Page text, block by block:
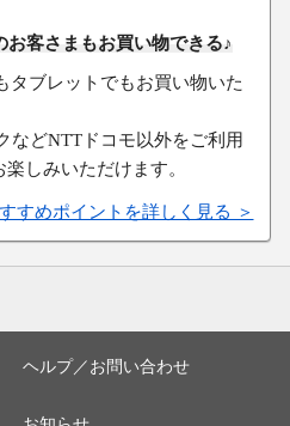
客さまもお買い物できる♪
タブレットでもお買い物いた
などNTTドコモ以外をご利用
しみいただけます。
すめポイントを詳しく見る ＞
ヘルプ／お問い合わせ